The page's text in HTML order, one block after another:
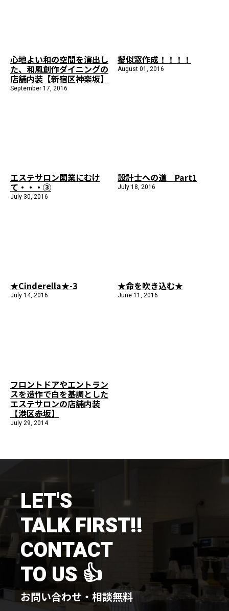
心地よい和の空間を演出し
た、和風創作ダイニングの
店舗内装【新宿区神楽坂】
September 17, 2016
擬似窓作成！！！！
August 01, 2016
エステサロン開業にむけ
て・・・③
July 30, 2016
設計士への道 Part1
July 18, 2016
★Cinderella★-3
July 14, 2016
★命を吹き込む★
June 11, 2016
フロントドアやエントラン
スを造作で白を基調とした
エステサロンの店舗内装
【港区赤坂】
July 29, 2014
LET'S
TALK FIRST!!
CONTACT
TO US 👍
お問い合わせ・相談無料